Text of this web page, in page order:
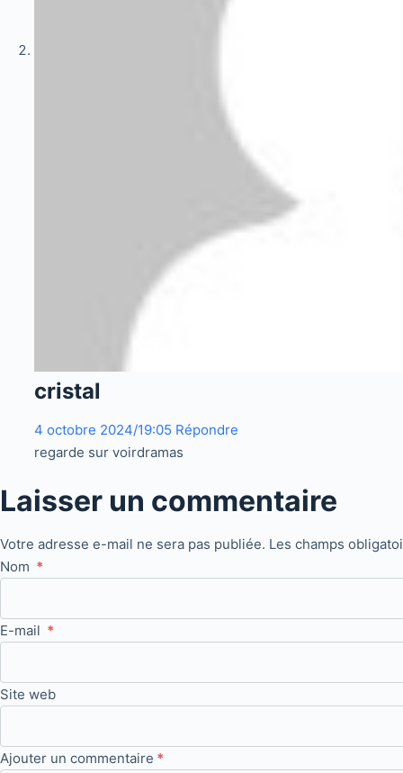
cristal
4 octobre 2024/19:05 Répondre
regarde sur voirdramas
Laisser un commentaire
Votre adresse e-mail ne sera pas publiée. Les champs
Nom *
E-mail *
Site web
Ajouter un commentaire *